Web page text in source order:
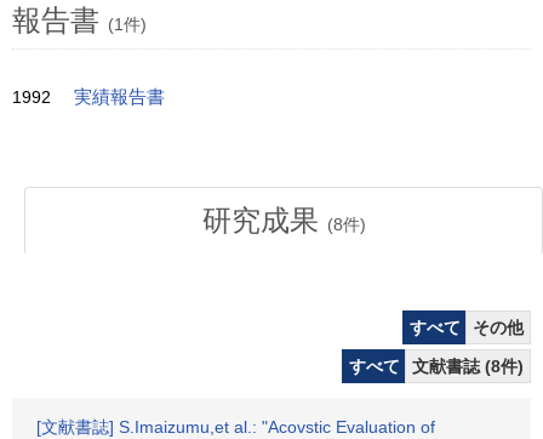
報告書 (1件)
1992 実績報告書
研究成果 (8件)
すべて
その他
すべて
文献書誌 (8件)
[文献書誌] S.Imaizumu,et al.: "Acovstic Evaluation of